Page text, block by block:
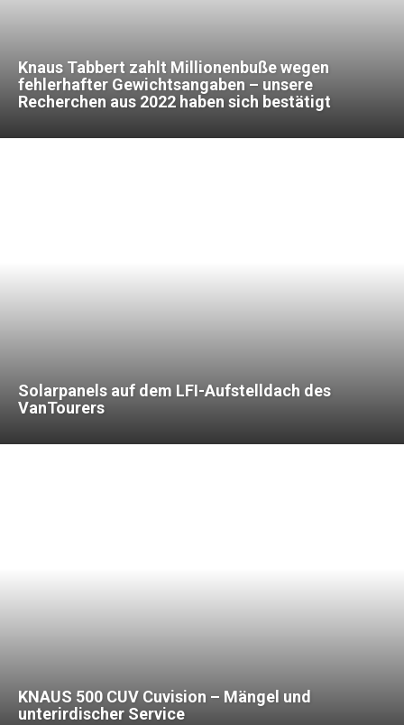
Knaus Tabbert zahlt Millionenbuße wegen
fehlerhafter Gewichtsangaben – unsere
Recherchen aus 2022 haben sich bestätigt
Solarpanels auf dem LFI-Aufstelldach des
VanTourers
KNAUS 500 CUV Cuvision – Mängel und
unterirdischer Service